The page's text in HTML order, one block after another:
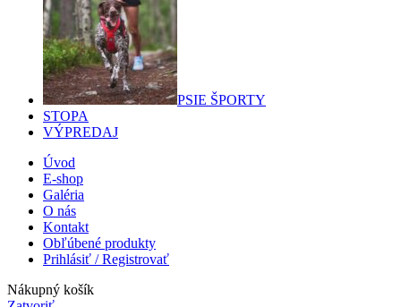
PSIE ŠPORTY
STOPA
VÝPREDAJ
Úvod
E-shop
Galéria
O nás
Kontakt
Obľúbené produkty
Prihlásiť / Registrovať
Nákupný košík